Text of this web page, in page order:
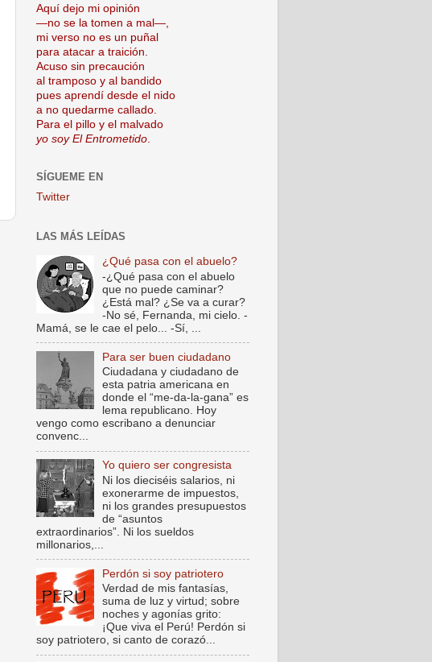
Aquí dejo mi opinión
—no se la tomen a mal—,
mi verso no es un puñal
para atacar a traición.
Acuso sin precaución
al tramposo y al bandido
pues aprendí desde el nido
a no quedarme callado.
Para el pillo y el malvado
yo soy El Entrometido
SÍGUEME EN
Twitter
LAS MÁS LEÍDAS
¿Qué pasa con el abuelo?
-¿Qué pasa con el abuelo
que no puede caminar?
¿Está mal? ¿Se va a curar?
-No sé, Fernanda, mi cielo. -
Mamá, se le cae el pelo... -Sí, ...
Para ser buen ciudadano
Ciudadana y ciudadano de
esta patria americana en
donde el “me-da-la-gana” es
lema republicano. Hoy
vengo como escribano a denunciar
convenc...
Yo quiero ser congresista
Ni los dieciséis salarios, ni
exonerarme de impuestos,
ni los grandes presupuestos
de “asuntos
extraordinarios”. Ni los sueldos
millonarios,...
Perdón si soy patriotero
Verdad de mis fantasías,
suma de luz y virtud; sobre
noches y agonías grito:
¡Que viva el Perú! Perdón si
soy patriotero, si canto de corazó...